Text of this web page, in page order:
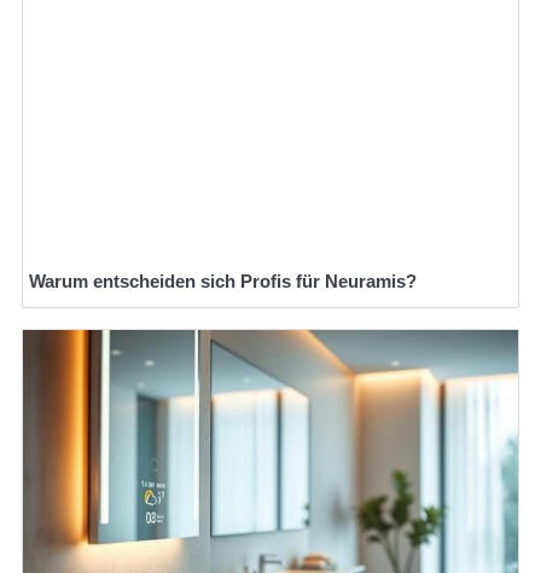
Warum entscheiden sich Profis für Neuramis?